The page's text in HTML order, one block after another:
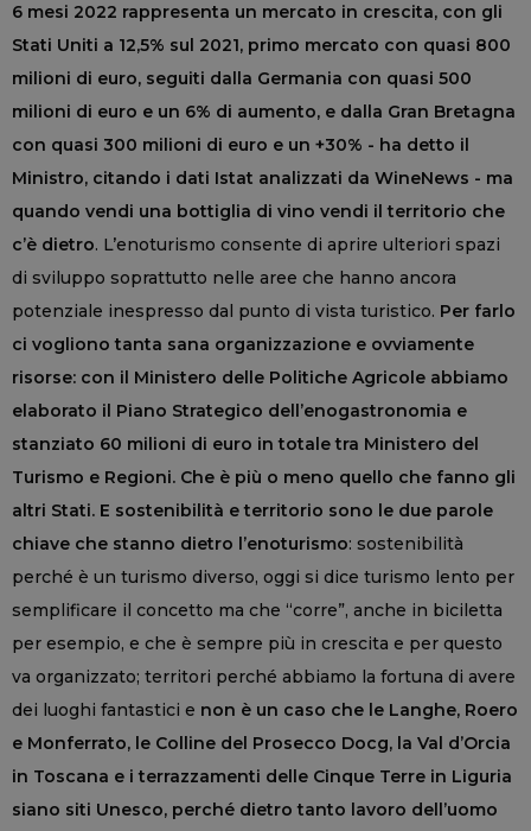
6 mesi 2022 rappresenta un mercato in crescita, con gli
Stati Uniti a 12,5% sul 2021, primo mercato con quasi 800
milioni di euro, seguiti dalla Germania con quasi 500
milioni di euro e un 6% di aumento, e dalla Gran Bretagna
con quasi 300 milioni di euro e un +30% - ha detto il
Ministro, citando i dati Istat analizzati da WineNews - ma
quando vendi una bottiglia di vino vendi il territorio che
c’è dietro. L’enoturismo consente di aprire ulteriori spazi
di sviluppo soprattutto nelle aree che hanno ancora
potenziale inespresso dal punto di vista turistico. Per farlo
ci vogliono tanta sana organizzazione e ovviamente
risorse: con il Ministero delle Politiche Agricole abbiamo
elaborato il Piano Strategico dell’enogastronomia e
stanziato 60 milioni di euro in totale tra Ministero del
Turismo e Regioni. Che è più o meno quello che fanno gli
altri Stati. E sostenibilità e territorio sono le due parole
chiave che stanno dietro l’enoturismo: sostenibilità
perché è un turismo diverso, oggi si dice turismo lento per
semplificare il concetto ma che “corre”, anche in biciletta
per esempio, e che è sempre più in crescita e per questo
va organizzato; territori perché abbiamo la fortuna di avere
dei luoghi fantastici e non è un caso che le Langhe, Roero
e Monferrato, le Colline del Prosecco Docg, la Val d’Orcia
in Toscana e i terrazzamenti delle Cinque Terre in Liguria
siano siti Unesco, perché dietro tanto lavoro dell’uomo